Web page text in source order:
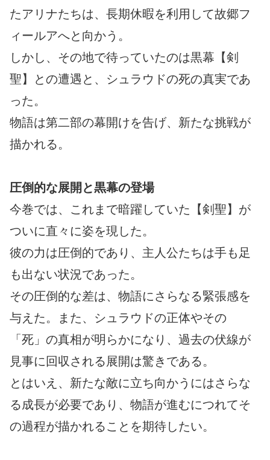
たアリナたちは、長期休暇を利用して故郷フ
ィールアへと向かう。
しかし、その地で待っていたのは黒幕【剣
聖】との遭遇と、シュラウドの死の真実であ
った。
物語は第二部の幕開けを告げ、新たな挑戦が
描かれる。
圧倒的な展開と黒幕の登場
今巻では、これまで暗躍していた【剣聖】が
ついに直々に姿を現した。
彼の力は圧倒的であり、主人公たちは手も足
も出ない状況であった。
その圧倒的な差は、物語にさらなる緊張感を
与えた。また、シュラウドの正体やその
「死」の真相が明らかになり、過去の伏線が
見事に回収される展開は驚きである。
とはいえ、新たな敵に立ち向かうにはさらな
る成長が必要であり、物語が進むにつれてそ
の過程が描かれることを期待したい。